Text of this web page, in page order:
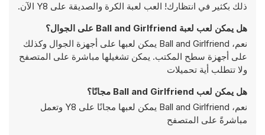
ذلك بكثير في انتظارك! العب لعبة الكرة والصديقة على Y8 الآن.
هل يمكن لعب لعبة Ball and Girlfriend على الجوال؟
نعم، Ball and Girlfriend يمكن لعبها على أجهزة الجوال وكذلك
على أجهزة سطح المكتب. يمكن تشغيلها مباشرة على المتصفح
ولا تتطلب أية تحميلات
هل يمكن لعب Ball and Girlfriend مجانًا؟
نعم، Ball and Girlfriend يمكن لعبها مجانًا على Y8 وتعمل
مباشرةً على المتصفح